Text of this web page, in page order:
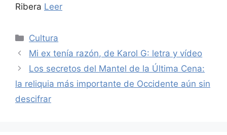
Ribera Leer
Categories
Cultura
Mi ex tenía razón, de Karol G: letra y vídeo
Los secretos del Mantel de la Última Cena:
la reliquia más importante de Occidente aún sin
descifrar